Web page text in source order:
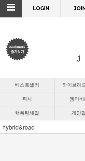
LOGIN
베스트셀러 하이브리
픽시 엠티비
핵폭탄세일 개인
hybrid&road